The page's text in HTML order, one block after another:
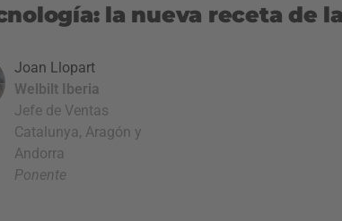
la nueva receta de
Joan Llopart
Welbilt Iberia
Jefe de Ventas
Catalunya, Aragón y
Andorra
Ponente